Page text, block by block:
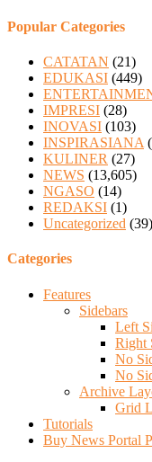
Popular Categories
CATATAN (21)
EDUKASI (449)
IMPRESI (28)
INOVASI (103)
INSPIRASIANA
KULINER (27)
NEWS (13,605)
NGASO (14)
REDAKSI (1)
Uncategorized (39)
Categories
Features
Sidebars
Left
Right
No
No
Archive
Grid
Tutorials
Buy News Portal